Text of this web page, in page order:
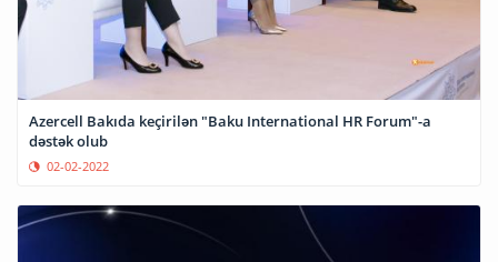
Azercell Bakıda keçirilən "Baku International HR Forum"-a
dəstək olub
02-02-2022